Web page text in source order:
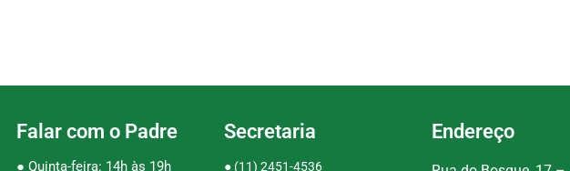
Falar com o Padre
● Quinta-feira: 14h às 19h
Secretaria
● (11) 2451-4536
Endereço